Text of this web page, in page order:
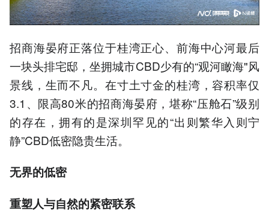
招商海晏府正落位于桂湾正心、前海中心河最后
一块头排宅邸，坐拥城市CBD少有的“观河瞰海"风
景线，生而不凡。在寸土寸金的桂湾，容积率仅
3.1、限高80米的招商海晏府，堪称“压舱石”级别
的存在，拥有的是深圳罕见的“出则繁华入则宁
静”CBD低密隐贵生活。
无界的低密
重塑人与自然的紧密联系